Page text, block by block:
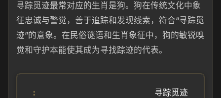
寻踪觅迹最常对应的生肖是狗。狗在传统文化中象
征忠诚与警觉，善于追踪和发现线索，符合“寻踪觅
迹”的意象。在民俗谜语和生肖象征中，狗的敏锐嗅
觉和守护本能使其成为寻找踪迹的代表。
寻踪觅迹